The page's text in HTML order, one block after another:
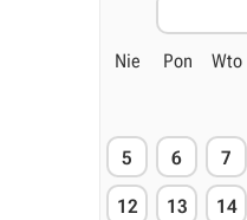
Nie Pon Wto
5 6 7
12 13 14